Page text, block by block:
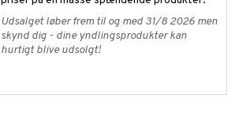
Udsalget løber frem til og med 31/8 2026 men
skynd dig - dine yndlingsprodukter kan
hurtigt blive udsolgt!